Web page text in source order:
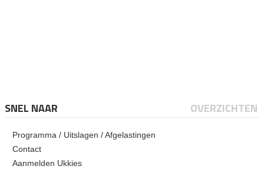
SNEL NAAR OVERZICHTEN
Programma / Uitslagen / Afgelastingen
Contact
Aanmelden Ukkies